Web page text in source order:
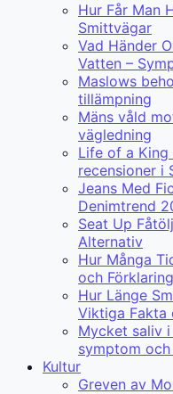
Hur Får Man
Smittvägar
Vad Händer
Vatten –
Maslows
tillämpning
Mäns våld
vägledning
Life of a King
recensioner i
Jeans Med
Denimtrend
Seat Up
Alternativ
Hur Många
och Förklaring
Hur Länge
Viktiga Fakta
Mycket saliv i
symptom
Kultur
Greven av